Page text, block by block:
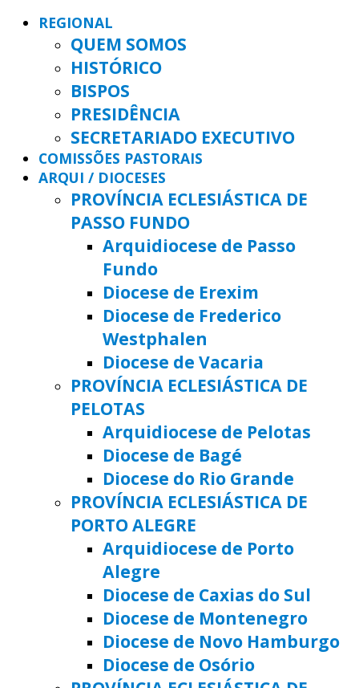
REGIONAL
QUEM SOMOS
HISTÓRICO
BISPOS
PRESIDÊNCIA
SECRETARIADO EXECUTIVO
COMISSÕES PASTORAIS
ARQUI / DIOCESES
PROVÍNCIA ECLESIÁSTICA DE
PASSO FUNDO
Arquidiocese de Passo
Fundo
Diocese de Erexim
Diocese de Frederico
Westphalen
Diocese de Vacaria
PROVÍNCIA ECLESIÁSTICA DE
PELOTAS
Arquidiocese de Pelotas
Diocese de Bagé
Diocese do Rio Grande
PROVÍNCIA ECLESIÁSTICA DE
PORTO ALEGRE
Arquidiocese de Porto
Alegre
Diocese de Caxias do Sul
Diocese de Montenegro
Diocese de Novo Hamburgo
Diocese de Osório